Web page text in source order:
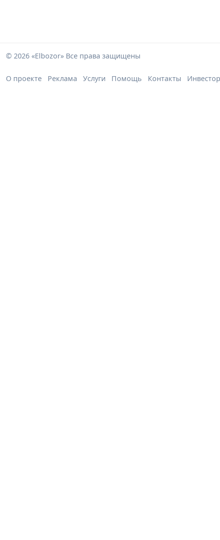
© 2026 «Elbozor» Все права защищены
О проекте Реклама Услуги Помощь Контакты